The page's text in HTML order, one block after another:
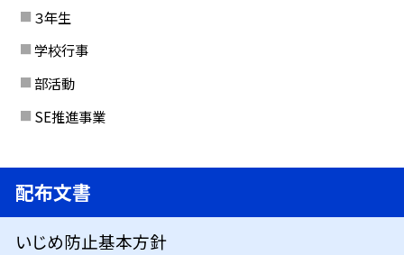
３年生
学校行事
部活動
SE推進事業
配布文書
いじめ防止基本方針